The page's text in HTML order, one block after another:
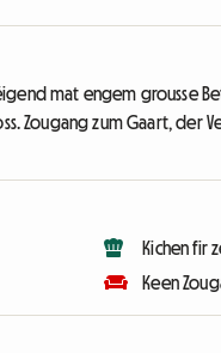
mat engem grousse
Zougang zum Gaart, der
Kichen fir
Keen